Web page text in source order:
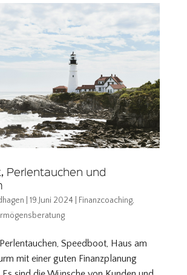
Perlentauchen und
19.Juni 2024 Finanzcoaching,
Speedboot, Haus am
mit einer guten Finanzplanung